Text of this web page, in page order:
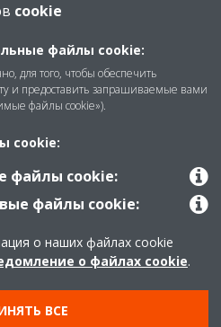
© Daikin
повідомлення
Політика конфіденційності даних
етика
cookie
файлы cookie:
для того, чтобы обеспечить
и предоставить запрашиваемые вами
файлы cookie»).
cookie:
файлы cookie:
файлы cookie:
о наших файлах cookie
о файлах cookie.
ВСЕ